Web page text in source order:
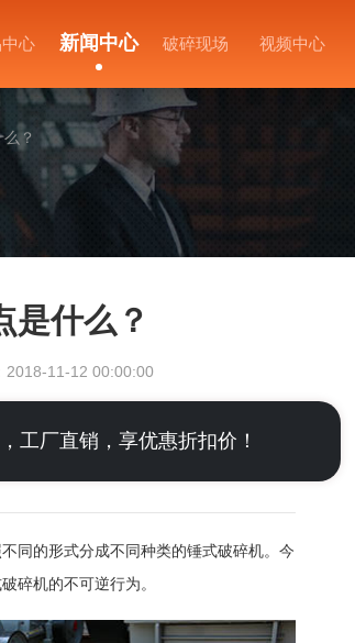
心 新闻中心 破碎现场 视频中心
？
是什么？
2018-11-12 00:00:00
工厂直销，享优惠折扣价！
同的形式分成不同种类的锤式破碎机。今
碎机的不可逆行为。